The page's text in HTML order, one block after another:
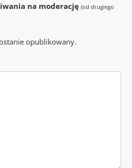
na moderację (od drugiego
opublikowany.